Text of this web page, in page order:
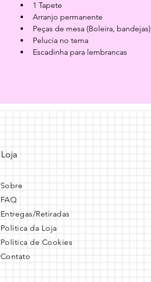
1 Tapete
Arranjo permanente
Peças de mesa (Boleira, bandejas)
Pelucia no tema
Escadinha para lembrancas
Loja
Sobre
FAQ
Entregas/Retiradas
Política da Loja
Política de Cookies
Contato